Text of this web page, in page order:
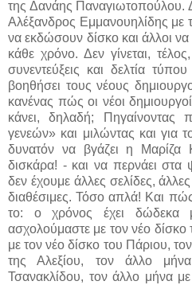
της Δανάης Παναγιωτοπούλου.
Αλέξανδρος Εμμανουηλίδης με
να εκδώσουν δίσκο και άλλοι
κάθε χρόνο. Δεν γίνεται,
συνεντεύξεις και δελτία
βοηθήσει τους νέους
κανένας πώς οι νέοι
κάνει, δηλαδή;
γενεών» και μιλώντας και για
δυνατόν να βγάζει η Μαρίζα
δισκάρα! - και να περνάει στα
δεν έχουμε άλλες σελίδες,
διαθέσιμες. Τόσο απλά! Και πώς
το: ο χρόνος έχει δώδεκα
ασχολούμαστε με τον νέο
με τον νέο δίσκο του Πάριου,
της Αλεξίου, τον άλλο
Τσανακλίδου, τον άλλο μήνα